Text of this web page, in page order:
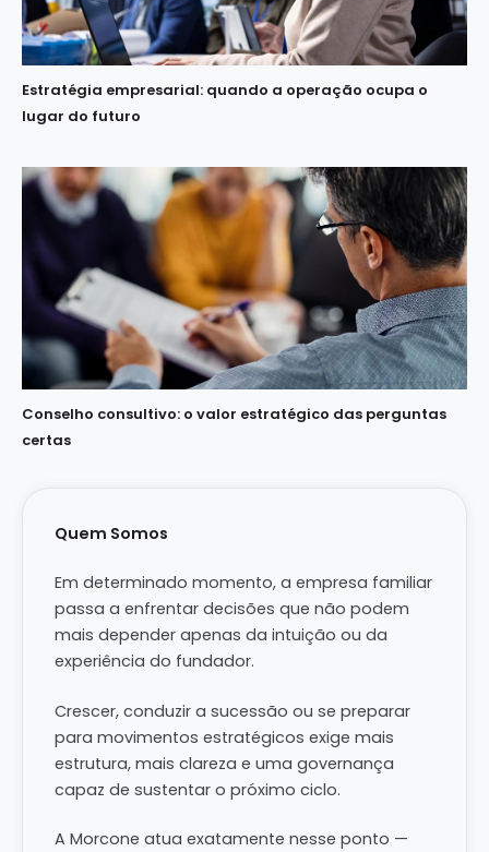
Estratégia empresarial: quando a operação ocupa o
lugar do futuro
Conselho consultivo: o valor estratégico das perguntas
certas
Quem Somos
Em determinado momento, a empresa familiar
passa a enfrentar decisões que não podem
mais depender apenas da intuição ou da
experiência do fundador.
Crescer, conduzir a sucessão ou se preparar
para movimentos estratégicos exige mais
estrutura, mais clareza e uma governança
capaz de sustentar o próximo ciclo.
A Morcone atua exatamente nesse ponto —